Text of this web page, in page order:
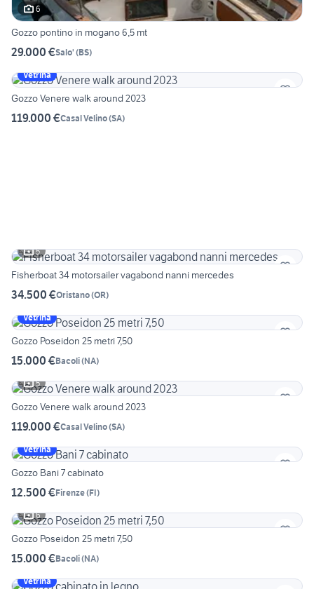
6
Gozzo pontino in mogano 6,5 mt
29.000 €Salo' (BS)
Vetrina
Gozzo Venere walk around 2023
119.000 €Casal Velino(SA)
5
Fisherboat 34 motorsailer vagabond nanni mercedes
34.500 €Oristano(OR)
Vetrina
Gozzo Poseidon 25 metri 7,50
15.000 €Bacoli(NA)
5
Gozzo Venere walk around 2023
119.000 €Casal Velino(SA)
Vetrina
Gozzo Bani 7 cabinato
12.500 €Firenze(FI)
6
Gozzo Poseidon 25 metri 7,50
15.000 €Bacoli(NA)
Vetrina